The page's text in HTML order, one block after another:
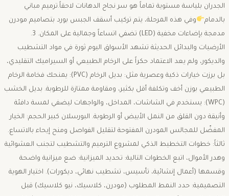
الجدران بلياسة مستوية تماماً هو سر نجاح الدهانات لاحقاً.ترميم مباني
بالدمام
وفي هذه المرحلة، يتم تركيب أسقف الجبس بورد بتصاميم مودرن
مدمجة بإضاءات مخفية (LED) تضفي اتساعاً وجمالية على المكان. ​3.
الأرضيات والبدائل الحديثة ​تشهد الأسواق اليوم ثورة في مواد التشطيب
والديكور، ولم يعد الاعتماد حكراً على الرخام الطبيعي أو السيراميك التقليدي،
بل برزت خيارات ذكية وعصرية مثل: ​بديل الرخام (PVC): يمنحك فخامة الرخام
الطبيعي بوزن أخف وتكلفة أقل بكثير، ومقاومة ممتازة للرطوبة. ​بديل الخشب
(WPC): يستخدم في الشاشات، المداخل، والواجهات ليضفي لمسة دافئة
وأنيقة دون القلق من النمل الأبيض أو الرطوبة. ​البورسلان كبير الحجم: الخيار
المفضّل للمجالس المودرن المفتوحة لتقليل الفواصل ومنح إيحاء بالاتساع. ​
ثالثاً: خطوات التخطيط الذكي لمشروع الترميم والتشطيب ​لتجنب العشوائية
وهدر الأموال، اتبع الخطوات التالية: ​تحديد الميزانية: ضع ميزانية واضحة
وقسمها (أعمال إنشائية، تأسيس، تشطيب نهائي، ديكورات). ​اختيار الهوية
التصميمية: حدد النمط المطلوب (مودرن، كلاسيك، نيو كلاسيك) قبل